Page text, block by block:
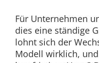
Für Unternehmen
dies eine ständige
lohnt sich der
Modell wirklich,